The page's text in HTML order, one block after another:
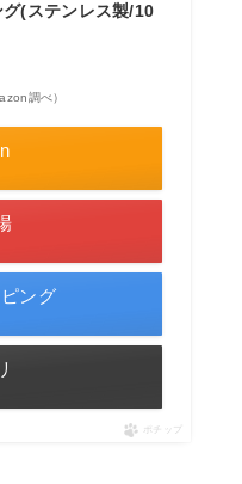
(ステンレス製/10
調べ）
ング
ポチップ